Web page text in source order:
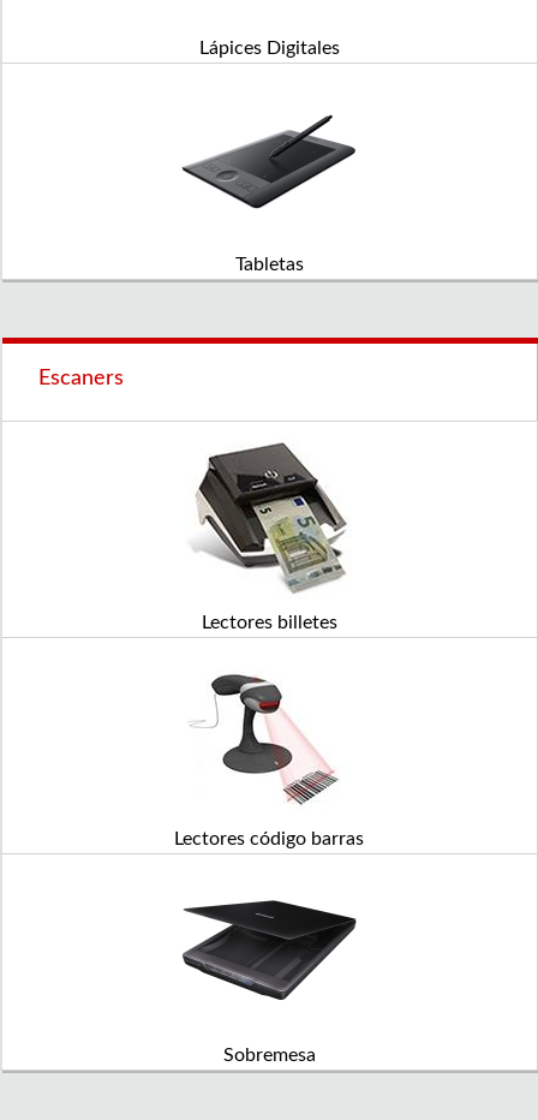
Lápices Digitales
Tabletas
Escaners
Lectores billetes
Lectores código barras
Sobremesa